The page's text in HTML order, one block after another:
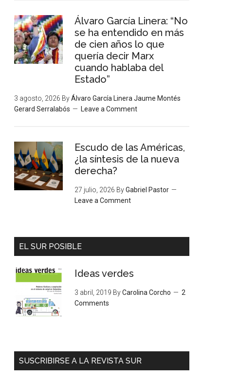
Álvaro García Linera: “No
se ha entendido en más
de cien años lo que
quería decir Marx
cuando hablaba del
Estado”
3 agosto, 2026 ByÁlvaro García Linera Jaume Montés
Gerard Serralabós
Leave a Comment
Escudo de las Américas,
¿la síntesis de la nueva
derecha?
27 julio, 2026 ByGabriel Pastor
Leave a Comment
EL SUR POSIBLE
Ideas verdes
3 abril, 2019 ByCarolina Corcho
2
Comments
SUSCRIBIRSE A LA REVISTA SUR